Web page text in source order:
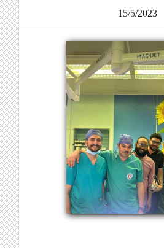
15/5/2023